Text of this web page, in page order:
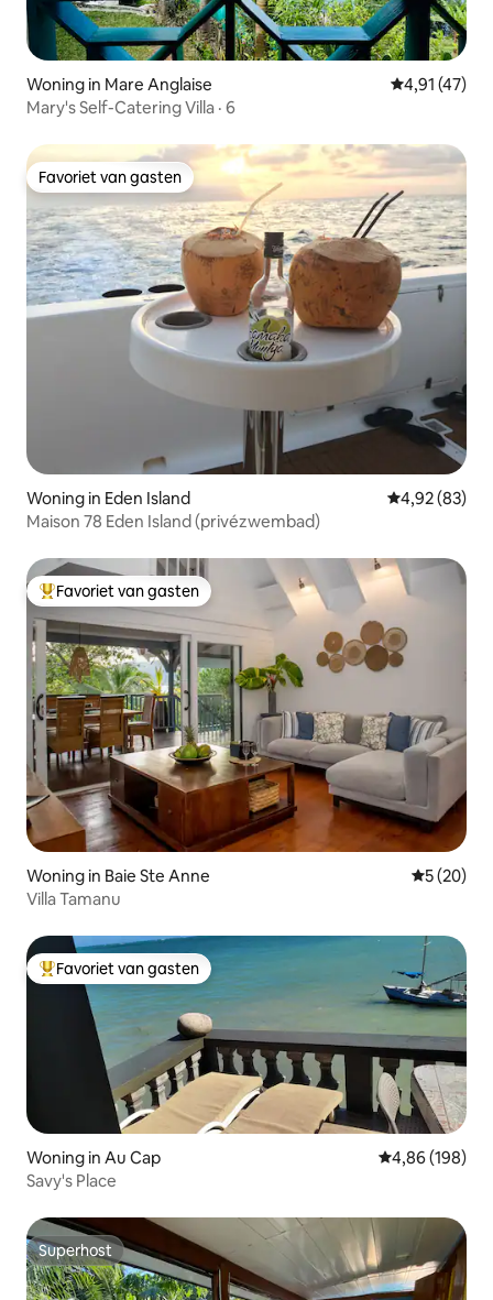
Woning in Mare Anglaise Gemiddelde
4,91 (47)
Mary's Self-Catering Villa · 6
Favoriet van gasten
Favoriet van gasten
Woning in Eden Island Gemiddelde
4,92 (83)
Maison 78 Eden Island (privézwembad)
Topfavoriet van gasten
Favoriet van gasten
Woning in Baie Ste Anne
5 (20)
Villa Tamanu
Topfavoriet van gasten
Favoriet van gasten
Woning in Au Cap Gemiddelde
4,86 (198)
Savy's Place
Superhost
Superhost